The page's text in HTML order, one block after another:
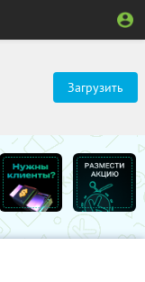
Загрузить